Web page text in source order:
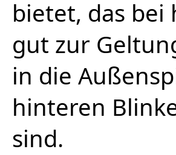
bietet, das bei
gut zur
in die
hinteren
sind.